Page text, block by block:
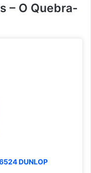
– O Quebra-
DUNLOP